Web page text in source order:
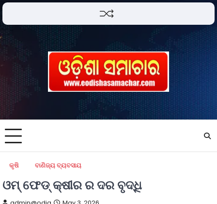
କୃଷି ବାଣିଜ୍ୟ ବ୍ୟବସାୟ
ଓମ୍ ଫେଡ୍ କ୍ଷୀର ର ଦର ବୃଦ୍ଧି